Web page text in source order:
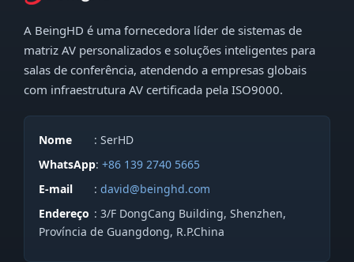
A BeingHD é uma fornecedora líder de sistemas de
matriz AV personalizados e soluções inteligentes para
salas de conferência, atendendo a empresas globais
com infraestrutura AV certificada pela ISO9000.
Nome
: SerHD
WhatsApp:+86 139 2740 5665
E-mail
:david@beinghd.com
Endereço : 3/F DongCang Building, Shenzhen,
Província de Guangdong, R.P.China